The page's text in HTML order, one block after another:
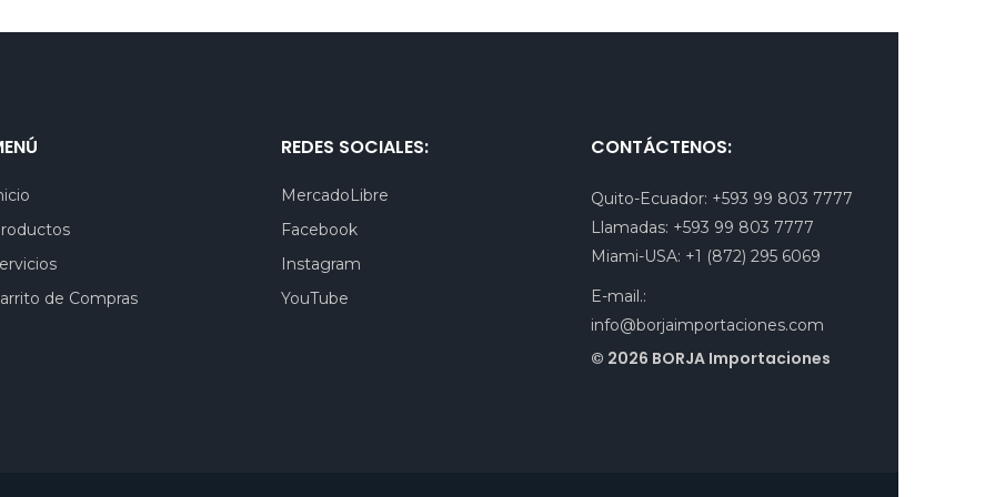
de Compras
REDES SOCIALES:
MercadoLibre
Facebook
Instagram
YouTube
CONTÁCTENOS:
Quito-Ecuador: +593 99 803 7777
Llamadas: +593 99 803 7777
Miami-USA: +1 (872) 295 6069
E-mail.:
info@borjaimportaciones.com
© 2026 BORJA Importaciones